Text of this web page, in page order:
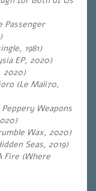
Passenger
1981)
EP, 2020)
2020)
(Le Mali70,
Weapons
Wax, 2020)
Seas, 2019)
Fire (Where